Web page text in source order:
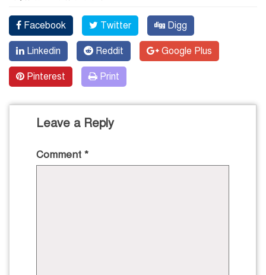
Facebook Twitter Digg
Linkedin Reddit Google Plus
Pinterest Print
Leave a Reply
Comment *